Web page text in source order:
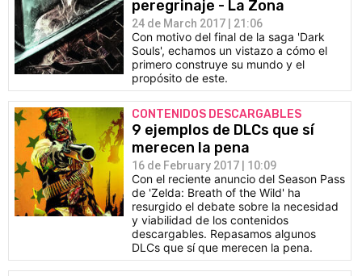
peregrinaje - La Zona
24 de March 2017 | 21:06
Con motivo del final de la saga 'Dark
Souls', echamos un vistazo a cómo el
primero construye su mundo y el
propósito de este.
CONTENIDOS DESCARGABLES
9 ejemplos de DLCs que sí
merecen la pena
16 de February 2017 | 10:09
Con el reciente anuncio del Season Pass
de 'Zelda: Breath of the Wild' ha
resurgido el debate sobre la necesidad
y viabilidad de los contenidos
descargables. Repasamos algunos
DLCs que sí que merecen la pena.